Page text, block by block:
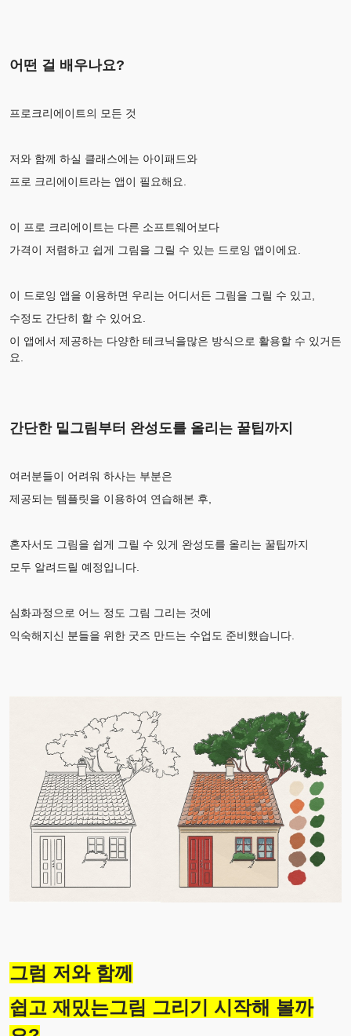
어떤 걸 배우나요?
프로크리에이트의 모든 것
저와 함께 하실 클래스에는 아이패드와
프로 크리에이트라는 앱이 필요해요.
이 프로 크리에이트는 다른 소프트웨어보다
가격이 저렴하고 쉽게 그림을 그릴 수 있는 드로잉 앱이에요.
이 드로잉 앱을 이용하면 우리는 어디서든 그림을 그릴 수 있고,
수정도 간단히 할 수 있어요.
이 앱에서 제공하는 다양한 테크닉을많은 방식으로 활용할 수 있거든
요.
간단한 밑그림부터 완성도를 올리는 꿀팁까지
여러분들이 어려워 하사는 부분은
제공되는 템플릿을 이용하여 연습해본 후,
혼자서도 그림을 쉽게 그릴 수 있게 완성도를 올리는 꿀팁까지
모두 알려드릴 예정입니다.
심화과정으로 어느 정도 그림 그리는 것에
익숙해지신 분들을 위한 굿즈 만드는 수업도 준비했습니다.
그럼 저와 함께
쉽고 재밌는그림 그리기 시작해 볼까